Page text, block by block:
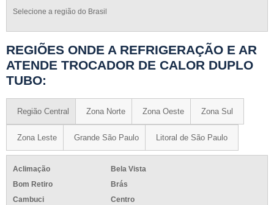
Selecione a região do Brasil
REGIÕES ONDE A REFRIGERAÇÃO E AR
ATENDE TROCADOR DE CALOR DUPLO
TUBO:
Região Central Zona Norte Zona Oeste Zona Sul
Zona Leste Grande São Paulo Litoral de São Paulo
Aclimação
Bela Vista
Bom Retiro
Brás
Cambuci
Centro